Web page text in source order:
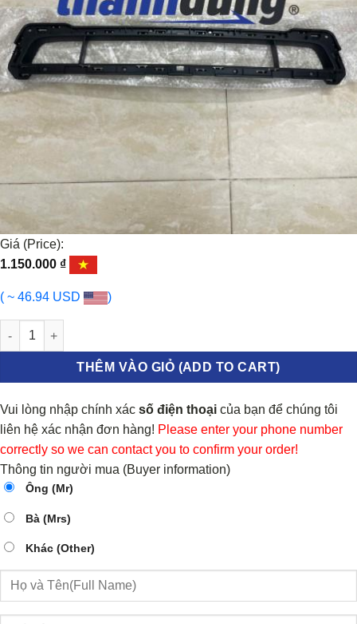
Giá (Price):
1.150.000 ₫
( ~ 46.94 USD )
LƯỚI GIÓ CẢN TRƯỚC FORD RANGER 2013-2020 |
THÊM VÀO GIỎ (ADD TO CART)
Vui lòng nhập chính xác số điện thoại của bạn để chúng tôi
liên hệ xác nhận đơn hàng! Please enter your phone number
correctly so we can contact you to confirm your order!
Thông tin người mua (Buyer information)
Ông (Mr)
Bà (Mrs)
Khác (Other)